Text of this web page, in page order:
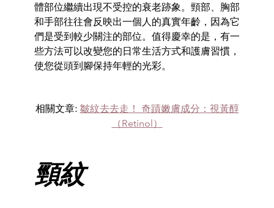
體部位繼續出現不受控的衰老跡象。頸部、胸部
和手部往往會反映出一個人的真實年齡，因為它
們是受到較少關注的部位。值得慶幸的是，有一
些方法可以改變您的日常生活方式和護膚習慣，
使您從頭到腳保持年輕的光彩。
相關文章: 皺紋去去走！ 奇蹟嫩膚成分：視黃醇
（Retinol）
頸紋